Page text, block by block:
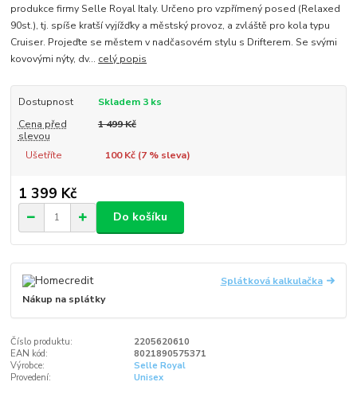
produkce firmy Selle Royal Italy. Určeno pro vzpřímený posed (Relaxed
90st.), tj. spíše kratší vyjížďky a městský provoz, a zvláště pro kola typu
Cruiser. Projeďte se městem v nadčasovém stylu s Drifterem. Se svými
kovovými nýty, dv... celý popis
Dostupnost
Skladem 3 ks
Cena před
slevou
1 499 Kč
Ušetříte 100 Kč (7% sleva)
1 399 Kč
Do košíku
Splátková kalkulačka
Nákup na splátky
Číslo produktu:
2205620610
EAN kód:
8021890575371
Výrobce:
Selle Royal
Provedení:
Unisex